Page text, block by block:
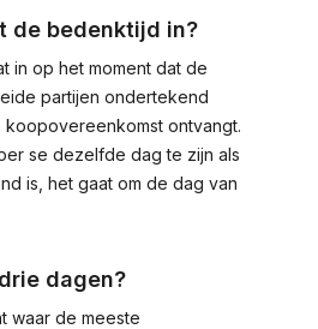
de bedenktijd in?
in op het moment dat de
partijen ondertekend
koopovereenkomst ontvangt.
se dezelfde dag te zijn als
is, het gaat om de dag van
dagen?
waar de meeste